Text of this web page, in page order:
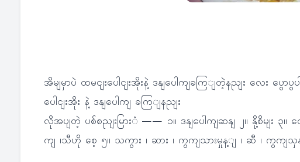
အိမျမှာပဲ ထမငျးပေါငျးအိုးနဲ့ ဒနျပေါကျခကြျတဲ့နညျး လေး ပွ
ပေါငျးအိုး နဲ့ ဒနျပေါကျ ခကြျနညျး
လိုအပျတဲ့ ပစ်စညျးမြားံ —— ၁။ ဒနျပေါကျဆနျ ၂။ နို့စိမျး ၃။
ကျ ၊သီဟို စေ့ ၅။ သကွား ၊ ဆား ၊ ကွကျသားမှုန့ျ ၊ ဆီ ၊ ကွကျသှ